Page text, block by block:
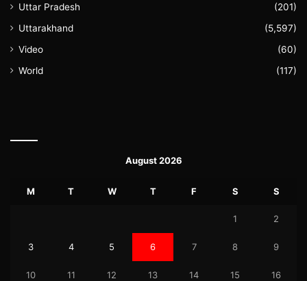
Uttar Pradesh
(201)
Uttarakhand
(5,597)
Video
(60)
World
(117)
August 2026
M T W T F S S
1 2
3 4 5 6 7 8 9
10 11 12 13 14 15 16